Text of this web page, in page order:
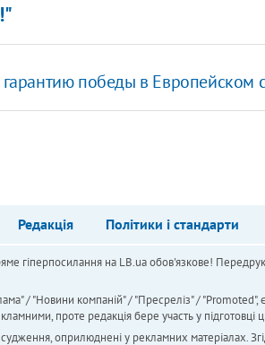
победы в Европейском
Редакція Політики і стандарти
гіперпосилання на LB.ua обов'язкове!
/ "Новини компаній" / "Пресреліз" /
проте редакція бере участь у підготовці
судження, оприлюднені у рекламних матеріалах.